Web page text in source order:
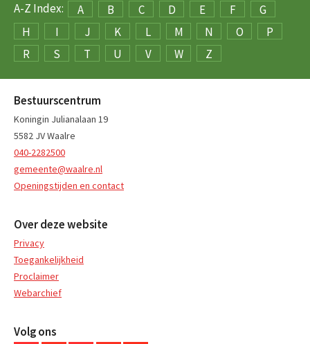
A-Z Index: A B C D E F
G
H
I J K L M N O
P
R
S T U V W Z
Bestuurscentrum
Koningin Julianalaan 19
5582 JV Waalre
040-2282500
gemeente@waalre.nl
Openingstijden en contact
Over deze website
Privacy
Toegankelijkheid
Proclaimer
Webarchief
Volg ons